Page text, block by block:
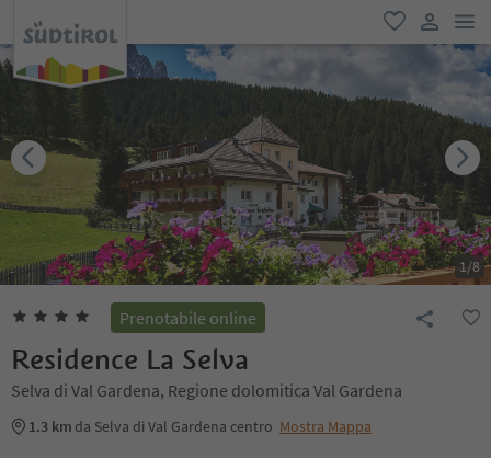
favoriti
user link
1/8
Prenotabile online
Residence La Selva
Selva di Val Gardena, Regione dolomitica Val Gardena
1.3 km da Selva di Val Gardena centro Mostra Mappa